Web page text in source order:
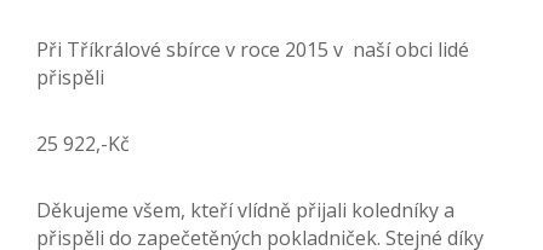
Při Tříkrálové sbírce v roce 2015 v naší obci lidé
přispěli
25 922,-Kč
Děkujeme všem, kteří vlídně přijali koledníky a
přispěli do zapečetěných pokladniček. Stejné díky